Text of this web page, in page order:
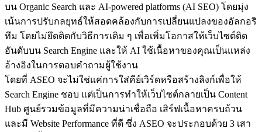
บน Organic Search และ AI-powered platforms (AI SEO) โดยมุ่ง
เน้นการปรับกลยุทธ์ให้สอดคล้องกับการเปลี่ยนแปลงของอัลกอริ
ทึม โดยไม่ยึดติดกับวิธีการเดิม ๆ เพื่อเพิ่มโอกาสให้เว็บไซต์ติด
อันดับบน Search Engine และให้ AI ใช้เนื้อหาของคุณเป็นแหล่ง
อ้างอิงในการตอบคำถามผู้ใช้งาน
โดยที่ ASEO จะไม่ใช่แค่การใส่คีย์เวิร์ดหรือสร้างลิงก์เพื่อให้
Search Engine ชอบ แต่เป็นการทำให้เว็บไซต์กลายเป็น Content
Hub ศูนย์รวมข้อมูลที่มีความน่าเชื่อถือ เสิร์ฟเนื้อหาครบถ้วน
และมี Website Performance ที่ดี ซึ่ง ASEO จะประกอบด้วย 3 เสา